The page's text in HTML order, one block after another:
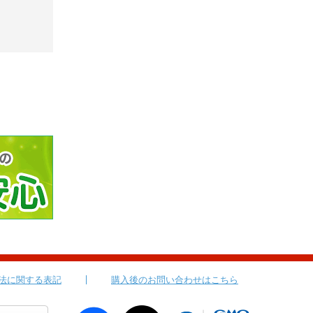
に関する表記 購入後のお問い合わせはこちら